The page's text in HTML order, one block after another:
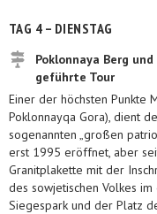
TAG 4 – DIENSTAG
Poklonnaya Berg
geführte Tour
Einer der höchsten Punkte
Poklonnayqa Gora), dient
sogenannten „großen
erst 1995 eröffnet, aber
Granitplakette mit der
des sowjetischen Volkes
Siegespark und der Platz